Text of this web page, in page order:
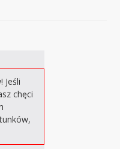
Jeśli
chęci